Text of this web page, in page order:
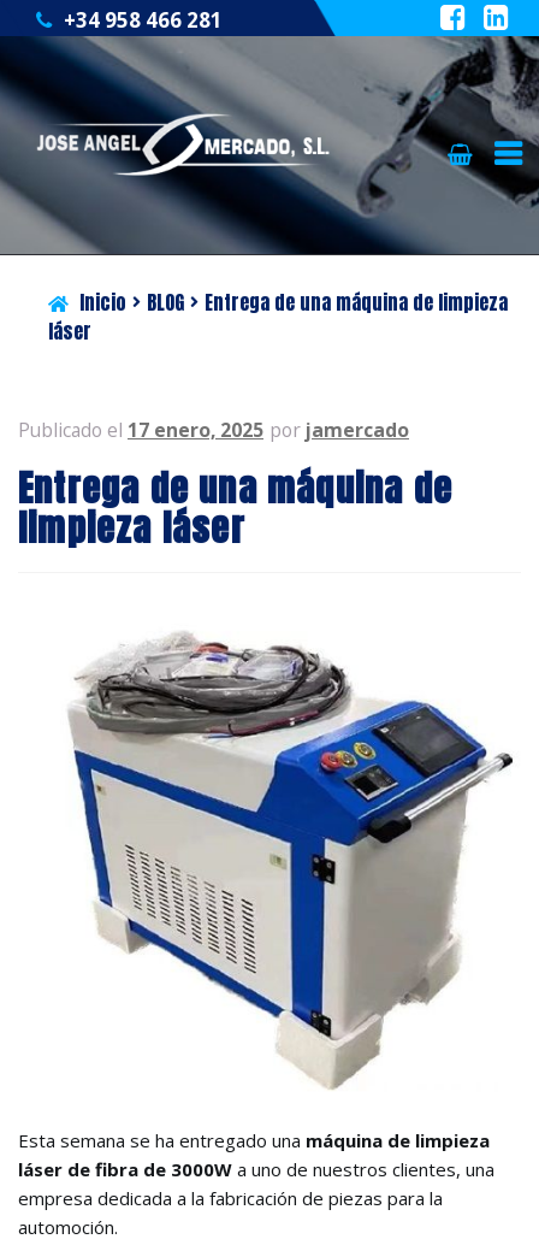
+34 958 466 281
la
contenido
QUIÉNES SOMOS
CATÁLOGO
SERVICIOS
CONTACTO
Inicio BLOG
Entrega de una máquina de limpieza
láser
Publicado el 17 enero, 2025 por jamercado
Entrega de una máquina de
limpieza láser
Esta semana se ha entregado una máquina de limpieza
láser de fibra de 3000W a uno de nuestros clientes, una
empresa dedicada a la fabricación de piezas para la
automoción.